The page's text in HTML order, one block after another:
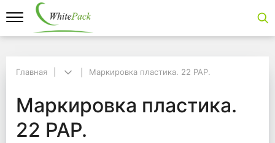
Маркировка
Главная Маркировка пластика. 22 PAP.
Маркировка пластика.
22 PAP.